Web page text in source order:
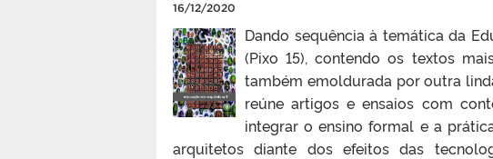
16/12/2020
Dando sequência à temática da
(Pixo 15), contendo os textos
também emoldurada por outra
reúne artigos e ensaios com
integrar o ensino formal e a
arquitetos diante dos efeitos das